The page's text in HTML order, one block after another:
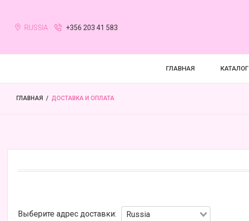
RUSSIA +356 203 41 583
ГЛАВНАЯ КАТАЛОГ
ГЛАВНАЯ / ДОСТАВКА И ОПЛАТА
Выберите адрес доставки: Russia